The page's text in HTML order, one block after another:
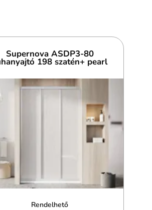
Supernova ASDP3-80
198 szatén+ pearl
Rendelhető